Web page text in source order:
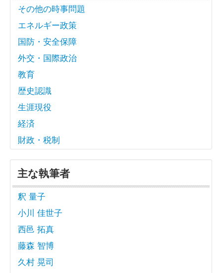
その他の時事問題
エネルギー政策
国防・安全保障
外交・国際政治
教育
歴史認識
生涯現役
経済
財政・税制
主な執筆者
釈 量子
小川 佳世子
西邑 拓真
藤森 智博
久村 晃司